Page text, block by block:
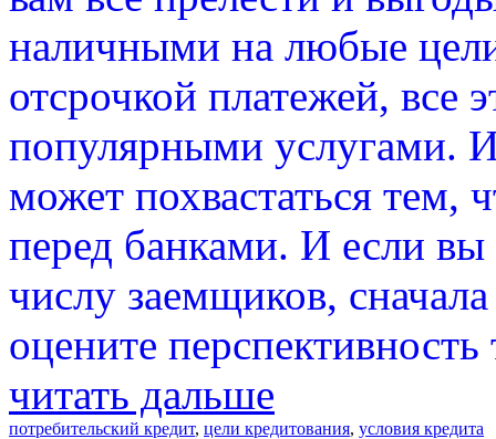
наличными на любые
отсрочкой платежей, все
популярными услугами.
может похвастаться тем,
перед банками. И если
числу заемщиков,
оцените перспективность
читать дальше
потребительский кредит, цели кредитования, условия кредита